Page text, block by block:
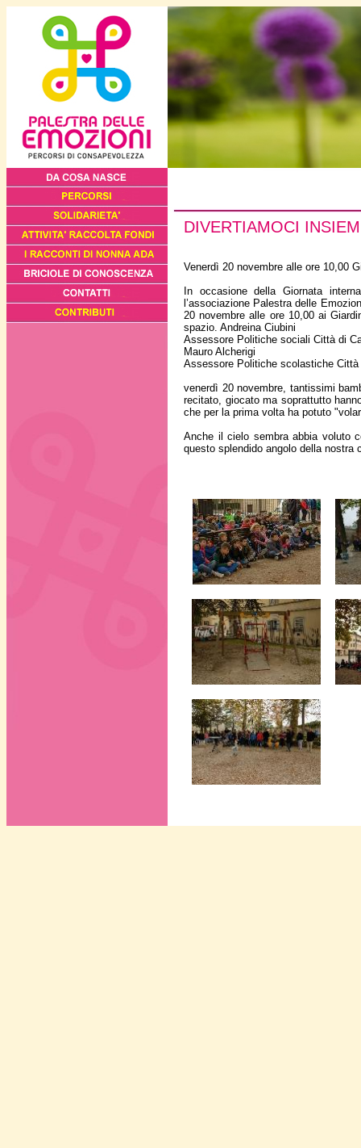
DIVERTIAMOCI
Venerdì 20 novembre alle ore 10,00
In occasione della Giornata
l’associazione Palestra delle
20 novembre alle ore 10,00 ai
spazio. Andreina Ciubini
Assessore Politiche sociali Città di
Mauro Alcherigi
Assessore Politiche scolastiche Città
venerdì 20 novembre, tantissimi
recitato, giocato ma soprattutto
che per la prima volta ha potuto
Anche il cielo sembra abbia voluto
questo splendido angolo della nostra